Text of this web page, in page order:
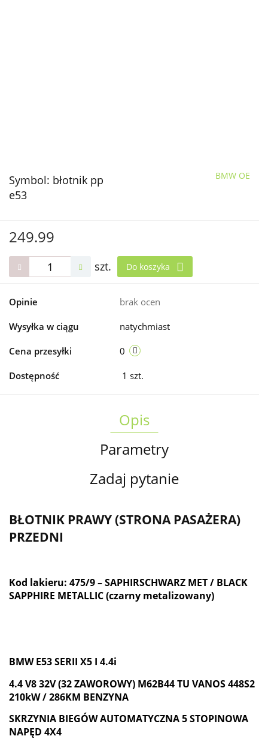
Symbol: błotnik pp
e53
BMW OE
249.99
szt. Do koszyka
Opinie brak ocen
Wysyłka w ciągu natychmiast
Cena przesyłki 0
Dostępność 1 szt.
Opis
Parametry
Zadaj pytanie
BŁOTNIK PRAWY (STRONA PASAŻERA)
PRZEDNI
Kod lakieru: 475/9 – SAPHIRSCHWARZ MET / BLACK
SAPPHIRE METALLIC (czarny metalizowany)
BMW E53 SERII X5 I 4.4i
4.4 V8 32V (32 ZAWOROWY) M62B44 TU VANOS 448S2
210kW / 286KM BENZYNA
SKRZYNIA BIEGÓW AUTOMATYCZNA 5 STOPINOWA
NAPĘD 4X4